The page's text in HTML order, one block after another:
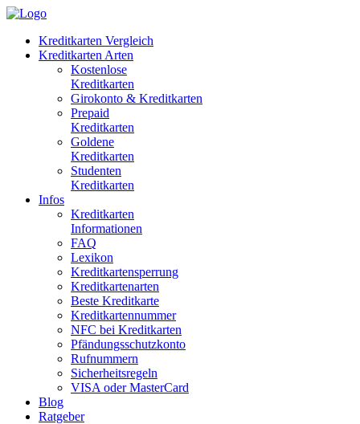
Kreditkarten Vergleich
Kreditkarten Arten
Kostenlose
Kreditkarten
Girokonto & Kreditkarten
Prepaid
Kreditkarten
Goldene
Kreditkarten
Studenten
Kreditkarten
Infos
Kreditkarten
Informationen
FAQ
Lexikon
Kreditkartensperrung
Kreditkartenarten
Beste Kreditkarte
Kreditkartennummer
NFC bei Kreditkarten
Pfändungsschutzkonto
Rufnummern
Sicherheitsregeln
VISA oder MasterCard
Blog
Ratgeber